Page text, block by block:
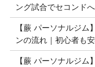
ング試合でセコンドへ
【蕨 パーソナルジ
ンの流れ｜初心者も
【蕨 パーソナルジ